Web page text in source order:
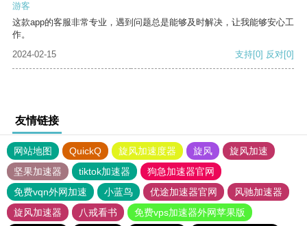
游客
这款app的客服非常专业，遇到问题总是能够及时解决，让我能够安心工
作。
2024-02-15
支持[0] 反对[0]
友情链接
网站地图 QuickQ 旋风加速度器 旋风
旋风加速
坚果加速器
tiktok加速器
狗急加速器官网
免费vqn外网加速
小蓝鸟 优途加速器官网
风驰加速器
旋风加速器
八戒看书 免费vps加速器外网苹果版